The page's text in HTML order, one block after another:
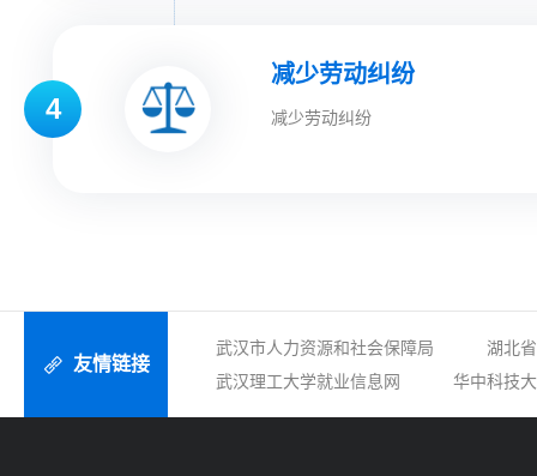
4
减少劳动纠纷
减少劳动纠纷
友情链接
武汉市人力资源和社会保障局
湖北
武汉理工大学就业信息网
华中科技